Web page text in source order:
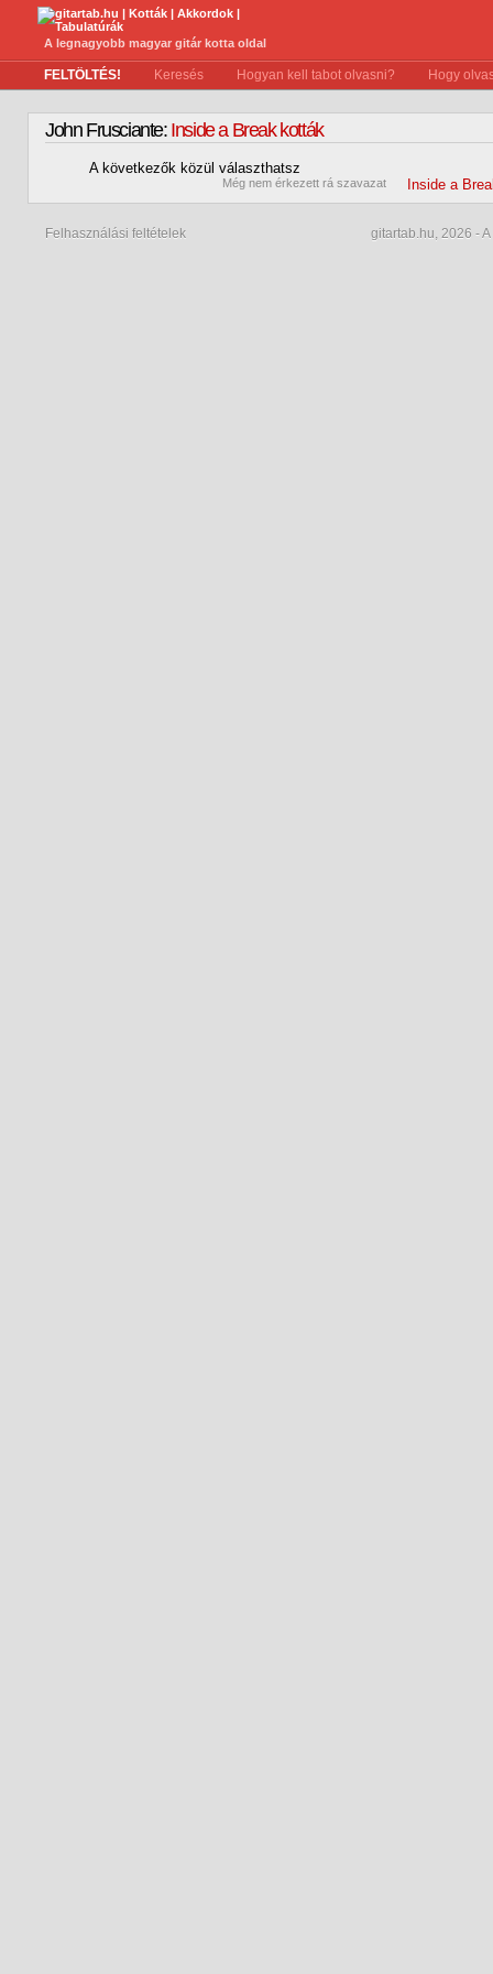
A legnagyobb magyar gitár kotta oldal
FELTÖLTÉS! Keresés Hogyan kell tabot olvasni? Hogy
John Frusciante:Inside a Break kották
A következők közül választhatsz
Még nem érkezett rá szavazat Inside a
Felhasználási feltételek gitartab.hu, 2026 -